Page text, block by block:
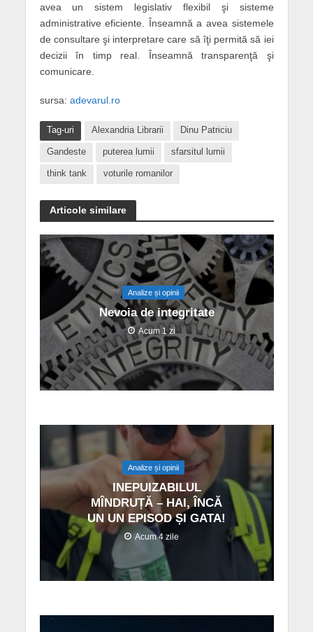
avea un sistem legislativ flexibil şi sisteme
administrative eficiente. Înseamnă a avea sistemele
de consultare şi interpretare care să îţi permită să iei
decizii în timp real. Înseamnă transparenţă şi
comunicare.
sursa: adevarul.ro
Tag-uri Alexandria Librarii Dinu Patriciu
Gandeste puterea lumii sfarsitul lumii
think tank voturile romanilor
Articole similare
Analize și opinii
Nevoia de integritate
Acum 1 zi
Analize și opinii
INEPUIZABILUL
MÎNDRUȚĂ – HAI, ÎNCĂ
UN UN EPISOD ȘI GATA!
Acum 4 zile